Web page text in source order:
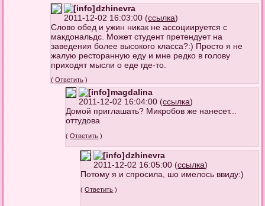
dzhinevra
2011-12-02 16:03:00 (ссылка)
Слово обед и ужин никак не ассоциируется с
макдональдс. Может студент претендует на
заведения более высокого класса?:) Просто я не
жалую ресторанную еду и мне редко в голову
приходят мысли о еде где-то.
(Ответить )
magdalina
2011-12-02 16:04:00 (ссылка)
Домой приглашать? Микробов же нанесет...
оттудова
(Ответить )
dzhinevra
2011-12-02 16:05:00 (ссылка)
Потому я и спросила, шо имелось ввиду:)
(Ответить )